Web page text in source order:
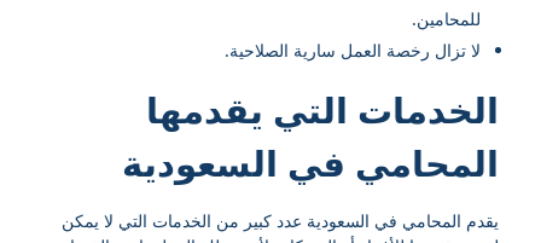
للمحامين.
لا تزال رخصة العمل سارية الصلاحية.
الخدمات التي يقدمها
المحامي في السعودية
يقدم المحامي في السعودية عدد كبير من الخدمات التي لا يمكن